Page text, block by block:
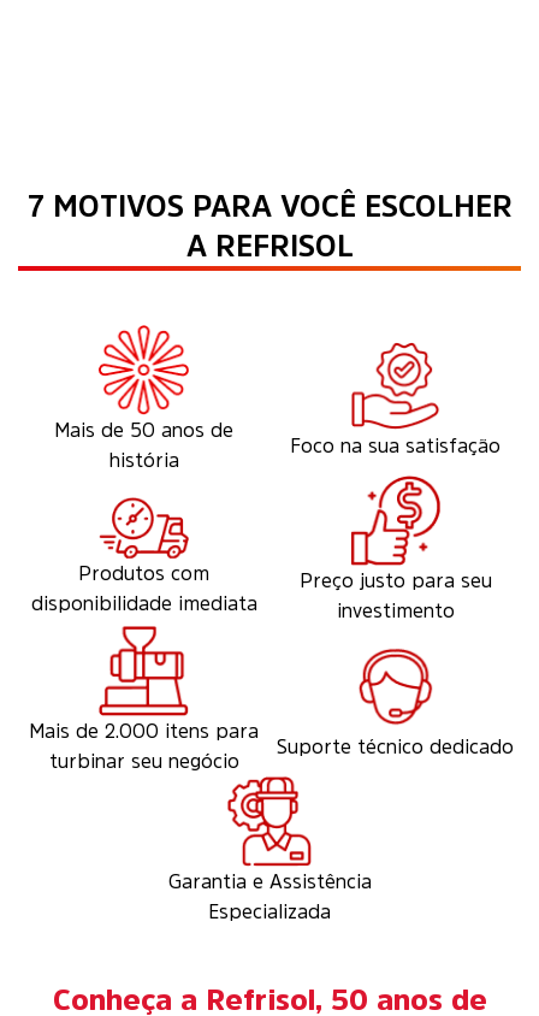
7 MOTIVOS PARA VOCÊ ESCOLHER
A REFRISOL
Mais de 50 anos de
história
Foco na sua satisfação
Produtos com
disponibilidade imediata
Preço justo para seu
investimento
Mais de 2.000 itens para
turbinar seu negócio
Suporte técnico dedicado
Garantia e Assistência
Especializada
Conheça a Refrisol, 50 anos de